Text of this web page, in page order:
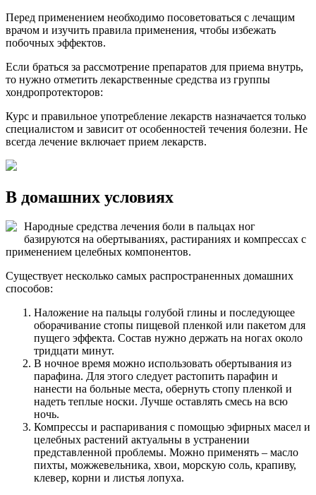
Перед применением необходимо посоветоваться с лечащим
врачом и изучить правила применения, чтобы избежать
побочных эффектов.
Если браться за рассмотрение препаратов для приема внутрь,
то нужно отметить лекарственные средства из группы
хондропротекторов:
Курс и правильное употребление лекарств назначается только
специалистом и зависит от особенностей течения болезни. Не
всегда лечение включает прием лекарств.
В домашних условиях
Народные средства лечения боли в пальцах ног
базируются на обертываниях, растираниях и компрессах с
применением целебных компонентов.
Существует несколько самых распространенных домашних
способов:
Наложение на пальцы голубой глины и последующее
оборачивание стопы пищевой пленкой или пакетом для
пущего эффекта. Состав нужно держать на ногах около
тридцати минут.
В ночное время можно использовать обертывания из
парафина. Для этого следует растопить парафин и
нанести на больные места, обернуть стопу пленкой и
надеть теплые носки. Лучше оставлять смесь на всю
ночь.
Компрессы и распаривания с помощью эфирных масел и
целебных растений актуальны в устранении
представленной проблемы. Можно применять – масло
пихты, можжевельника, хвои, морскую соль, крапиву,
клевер, корни и листья лопуха.